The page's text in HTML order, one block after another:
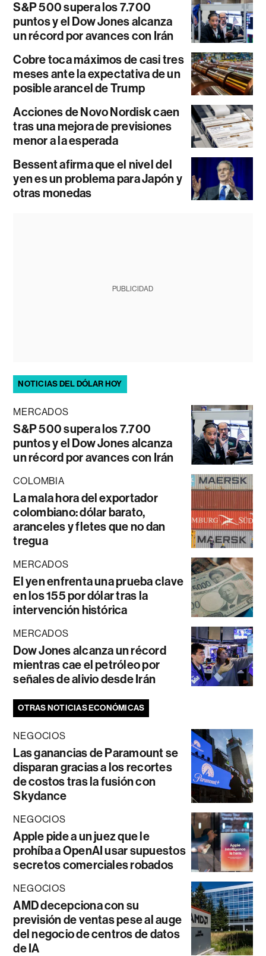
S&P 500 supera los 7.700
puntos y el Dow Jones alcanza
un récord por avances con Irán
Cobre toca máximos de casi tres
meses ante la expectativa de un
posible arancel de Trump
Acciones de Novo Nordisk caen
tras una mejora de previsiones
menor a la esperada
Bessent afirma que el nivel del
yen es un problema para Japón y
otras monedas
PUBLICIDAD
NOTICIAS DEL DÓLAR HOY
MERCADOS
S&P 500 supera los 7.700
puntos y el Dow Jones alcanza
un récord por avances con Irán
COLOMBIA
La mala hora del exportador
colombiano: dólar barato,
aranceles y fletes que no dan
tregua
MERCADOS
El yen enfrenta una prueba clave
en los 155 por dólar tras la
intervención histórica
MERCADOS
Dow Jones alcanza un récord
mientras cae el petróleo por
señales de alivio desde Irán
OTRAS NOTICIAS ECONÓMICAS
NEGOCIOS
Las ganancias de Paramount se
disparan gracias a los recortes
de costos tras la fusión con
Skydance
NEGOCIOS
Apple pide a un juez que le
prohíba a OpenAI usar supuestos
secretos comerciales robados
NEGOCIOS
AMD decepciona con su
previsión de ventas pese al auge
del negocio de centros de datos
de IA